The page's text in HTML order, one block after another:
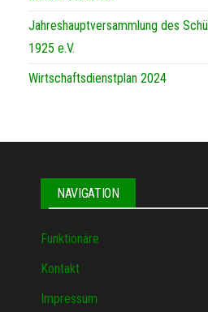
Jahreshauptversammlung des
1925 e.V.
Wirtschaftsdienstplan 2024
NAVIGATION
Funktionäre
Kontakt
Impressum